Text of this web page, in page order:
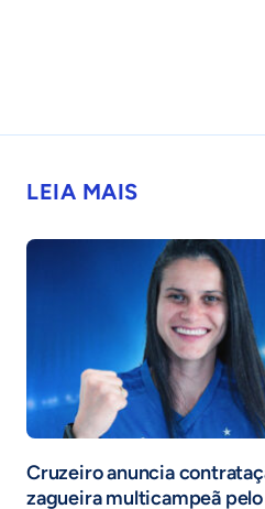
LEIA MAIS
Cruzeiro anuncia
zagueira multicampeã pelo